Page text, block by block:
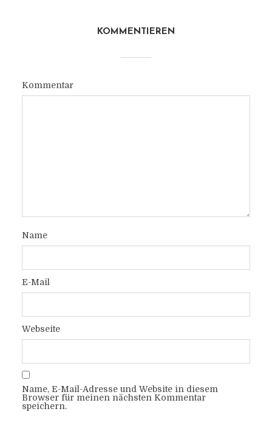
KOMMENTIEREN
Kommentar
Name
E-Mail
Webseite
Name, E-Mail-Adresse und Website in diesem
Browser für meinen nächsten Kommentar
speichern.